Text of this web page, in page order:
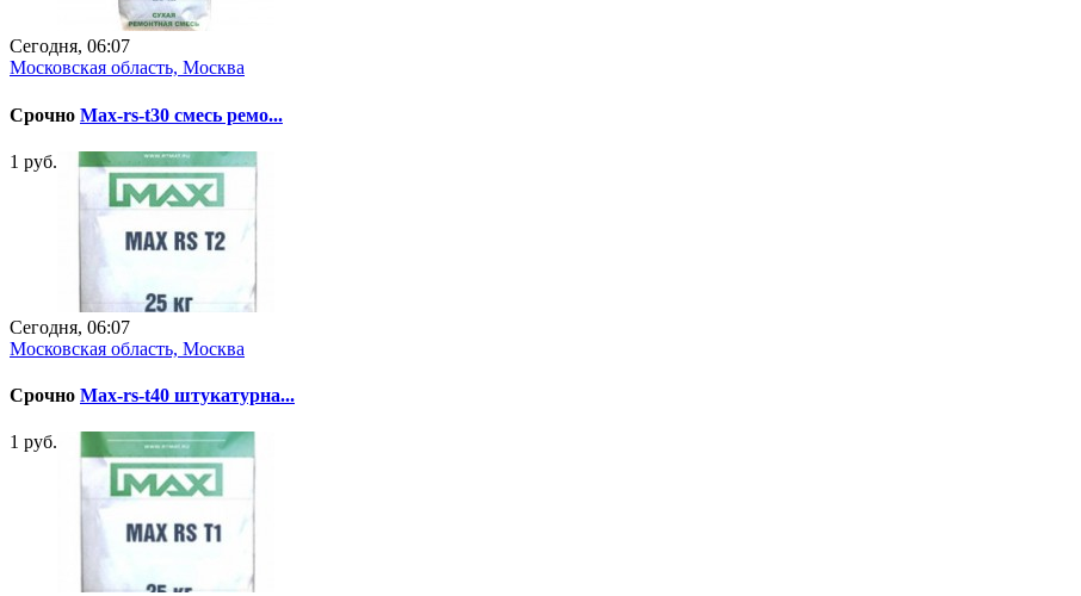
Сегодня, 06:07
Московская область, Москва
Срочно Max-rs-t30 смесь ремо...
1 руб.
Сегодня, 06:07
Московская область, Москва
Срочно Max-rs-t40 штукатурна...
1 руб.